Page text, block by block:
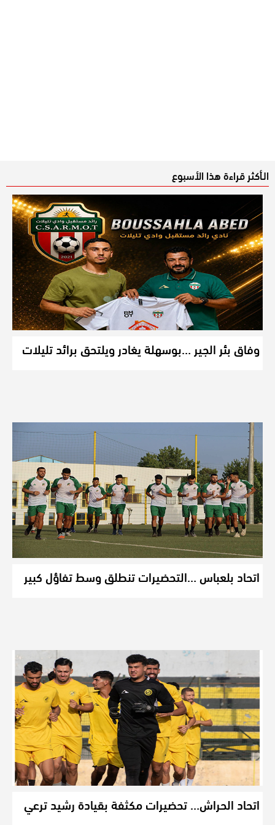
الـأكثر قراءة هذا الأسبوع
وفاق بئر الجير …بوسهلة يغادر ويلتحق برائد تليلات
اتحاد بلعباس …التحضيرات تنطلق وسط تفاؤل كبير
اتحاد الحراش… تحضيرات مكثفة بقيادة رشيد ترعي